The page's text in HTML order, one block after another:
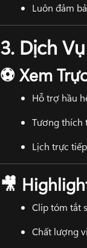
Luôn đảm
3. Dịch
⚽ Xem
Hỗ trợ hầu
Tương thích
Lịch trực
🎥
Clip tóm tắt
Chất lượng